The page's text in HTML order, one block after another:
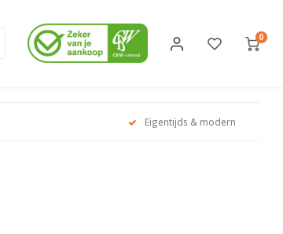
0
Eigentijds & modern